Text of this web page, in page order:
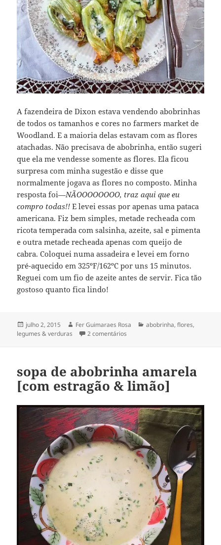
A fazendeira de Dixon estava vendendo abobrinhas
de todos os tamanhos e cores no farmers market de
Woodland. E a maioria delas estavam com as flores
atachadas. Não precisava de abobrinha, então sugeri
que ela me vendesse somente as flores. Ela ficou
surpresa com minha sugestão e disse que
normalmente jogava as flores no composto. Minha
resposta foi—NÃOOOOOOOO, traz aqui que eu
compro todas!! E levei essas por apenas uma pataca
americana. Fiz bem simples, metade recheada com
ricota temperada com salsinha, azeite, sal e pimenta
e outra metade recheada apenas com queijo de
cabra. Coloquei numa assadeira e levei em forno
pré-aquecido em 325ºF/162ºC por uns 15 minutos.
Reguei com um fio de azeite antes de servir. Fica tão
gostoso quanto fica lindo!
Publicado
em
julho 2, 2015 Autor
Fer Guimaraes Rosa Categorias
abobrinha,flores,
legumes & verduras
2 comentários
sopa de abobrinha amarela
[com estragão & limão]